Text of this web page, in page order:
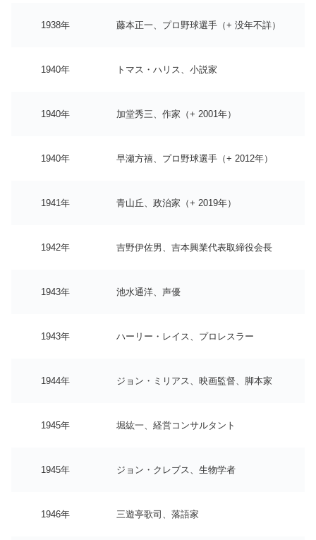
1938年 藤本正一、プロ野球選手（+ 没年不詳）
1940年 トマス・ハリス、小説家
1940年 加堂秀三、作家（+ 2001年）
1940年 早瀬方禧、プロ野球選手（+ 2012年）
1941年 青山丘、政治家（+ 2019年）
1942年 吉野伊佐男、吉本興業代表取締役会長
1943年 池水通洋、声優
1943年 ハーリー・レイス、プロレスラー
1944年 ジョン・ミリアス、映画監督、脚本家
1945年 堀紘一、経営コンサルタント
1945年 ジョン・クレブス、生物学者
1946年 三遊亭歌司、落語家